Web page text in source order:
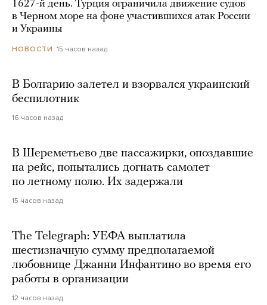
1627-й день. Турция ограничила движение судов
в Черном море на фоне участившихся атак России
и Украины
НОВОСТИ 15 часов назад
В Болгарию залетел и взорвался украинский
беспилотник
16 часов назад
В Шереметьево две пассажирки, опоздавшие
на рейс, попытались догнать самолет
по летному полю. Их задержали
15 часов назад
The Telegraph: УЕФА выплатила
шестизначную сумму предполагаемой
любовнице Джанни Инфантино во время его
работы в организации
12 часов назад